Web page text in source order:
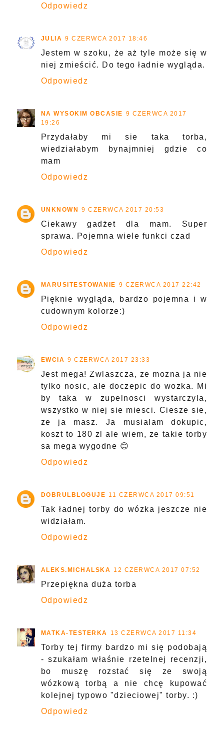
Odpowiedz
JULIA 9 CZERWCA 2017 18:46
Jestem w szoku, że aż tyle może się w
niej zmieścić. Do tego ładnie wygląda.
Odpowiedz
NA WYSOKIM OBCASIE 9 CZERWCA 2017
19:26
Przydałaby mi sie taka torba,
wiedziałabym bynajmniej gdzie co
mam
Odpowiedz
UNKNOWN 9 CZERWCA 2017 20:53
Ciekawy gadżet dla mam. Super
sprawa. Pojemna wiele funkci czad
Odpowiedz
MARUSITESTOWANIE 9 CZERWCA 2017 22:42
Pięknie wygląda, bardzo pojemna i w
cudownym kolorze:)
Odpowiedz
EWCIA 9 CZERWCA 2017 23:33
Jest mega! Zwlaszcza, ze mozna ja nie
tylko nosic, ale doczepic do wozka. Mi
by taka w zupelnosci wystarczyla,
wszystko w niej sie miesci. Ciesze sie,
ze ja masz. Ja musialam dokupic,
koszt to 180 zl ale wiem, ze takie torby
sa mega wygodne 😊
Odpowiedz
DOBRULBLOGUJE 11 CZERWCA 2017 09:51
Tak ładnej torby do wózka jeszcze nie
widziałam.
Odpowiedz
ALEKS.MICHALSKA 12 CZERWCA 2017 07:52
Przepiękna duża torba
Odpowiedz
MATKA-TESTERKA 13 CZERWCA 2017 11:34
Torby tej firmy bardzo mi się podobają
- szukałam właśnie rzetelnej recenzji,
bo muszę rozstać się ze swoją
wózkową torbą a nie chcę kupować
kolejnej typowo "dzieciowej" torby. :)
Odpowiedz